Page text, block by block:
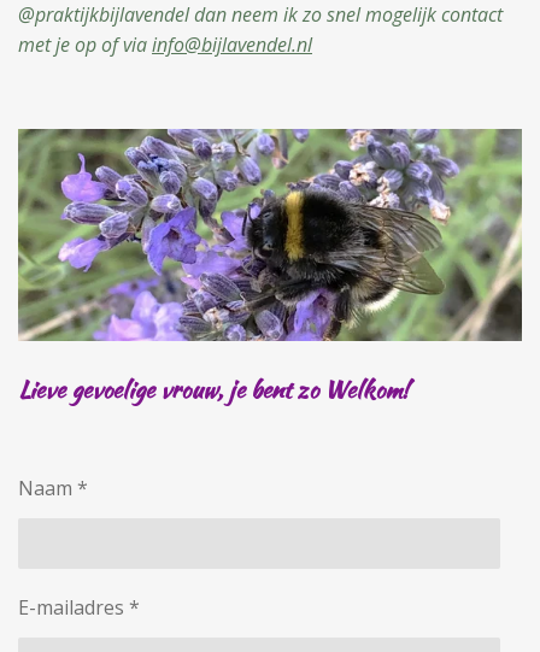
@praktijkbijlavendel dan neem ik zo snel mogelijk contact
met je op of viainfo@bijlavendel.nl
Lieve gevoeligevrouw,jebentzoWelkom!
Naam *
E-mailadres *